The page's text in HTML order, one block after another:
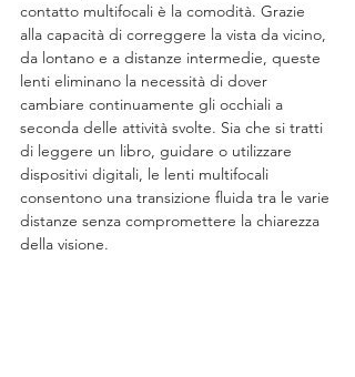
contatto multifocali è la comodità. Grazie
alla capacità di correggere la vista da vicino,
da lontano e a distanze intermedie, queste
lenti eliminano la necessità di dover
cambiare continuamente gli occhiali a
seconda delle attività svolte. Sia che si tratti
di leggere un libro, guidare o utilizzare
dispositivi digitali, le lenti multifocali
consentono una transizione fluida tra le varie
distanze senza compromettere la chiarezza
della visione.